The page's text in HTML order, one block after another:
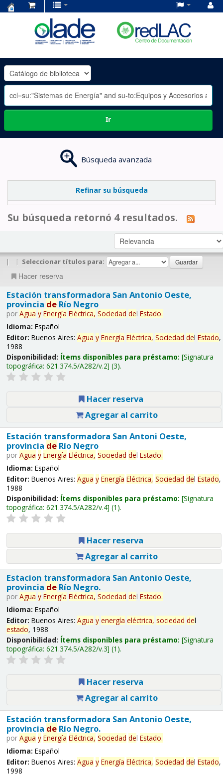
OLADE
-
Ir
Búsqueda avanzada
Refinar su búsqueda
Su búsqueda retornó 4 resultados.
| | Seleccionar títulos para:
Hacer reserva
Estación transformadora San Antonio Oeste,
provincia deRío Negro
por Agua y Energía Eléctrica, Sociedad del Estado.
Idioma: Español
Editor: Buenos Aires: Agua y Energía Eléctrica, Sociedad del Estado,
1988
Disponibilidad: Ítems disponibles para préstamo: Signatura
topográfica: 621.374.5/A282/v.2 (3).
Hacer reserva
Agregar al carrito
Estación transformadora San Antoni Oeste,
provincia deRío Negro
por Agua y Energía Eléctrica, Sociedad del Estado.
Idioma: Español
Editor: Buenos Aires: Agua y Energía Eléctrica, Sociedad del Estado,
1988
Disponibilidad: Ítems disponibles para préstamo: Signatura
topográfica: 621.374.5/A282/v.4 (1).
Hacer reserva
Agregar al carrito
Estacion transformadora San Antonio Oeste,
provincia deRío Negro.
por Agua y Energía Eléctrica, Sociedad del Estado.
Idioma: Español
Editor: Buenos Aires: Agua y energía eléctrica, sociedad del
estado, 1988
Disponibilidad: Ítems disponibles para préstamo: Signatura
topográfica: 621.374.5/A282/v.3 (1).
Hacer reserva
Agregar al carrito
Estación transformadora San Antonio Oeste,
provincia deRío Negro.
por Agua y Energía Eléctrica, Sociedad del Estado.
Idioma: Español
Editor: Buenos Aires: Agua y Energía Eléctrica, Sociedad del Estado,
1998